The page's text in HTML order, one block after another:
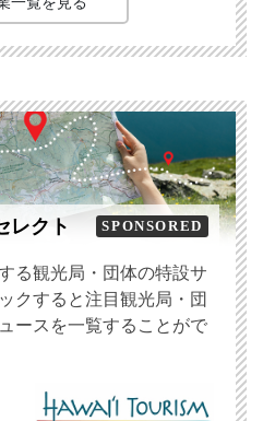
レクト SPONSORED
る観光局・団体の特設サ
クすると注目観光局・団
ースを一覧することがで